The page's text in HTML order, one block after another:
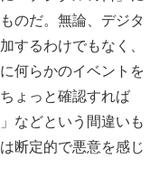
のだ。無論、デジタ
するわけでもなく、
何らかのイベントを
ょっと確認すれば
などという間違いも
断定的で悪意を感じ